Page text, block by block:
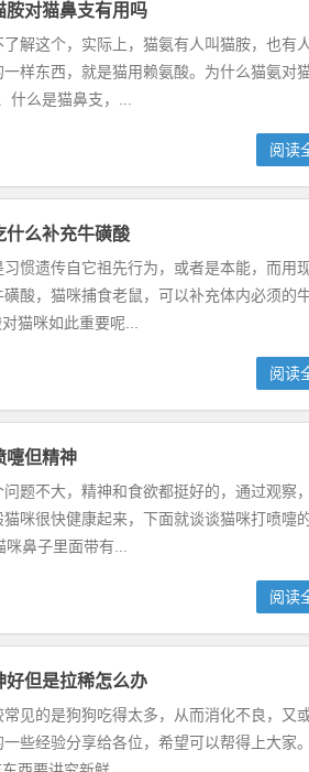
胺对猫鼻支有用吗
这个，实际上，猫氨有人叫猫胺，也有人
样东西，就是猫用赖氨酸。为什么猫氨对
么是猫鼻支，...
阅读
什么补充牛磺酸
遗传自它祖先行为，或者是本能，而用
酸，猫咪捕食老鼠，可以补充体内必须的
咪如此重要呢...
阅读
嚏但精神
不大，精神和食欲都挺好的，通过观察，
咪很快健康起来，下面就谈谈猫咪打喷嚏
子里面带有...
阅读
好但是拉稀怎么办
的是狗狗吃得太多，从而消化不良，又
些经验分享给各位，希望可以帮得上大家。